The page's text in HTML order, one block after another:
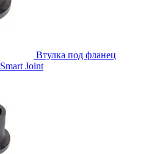
Втулка под фланец
Smart Joint